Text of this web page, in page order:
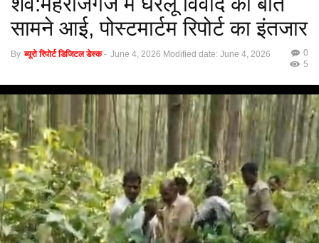
सामने आई, पोस्टमार्टम रिपोर्ट का इंतजार
By ब्यूरो रिपोर्ट डिजिटल डेस्क - June 4, 2026 Modified date: June 4, 2026
0
5